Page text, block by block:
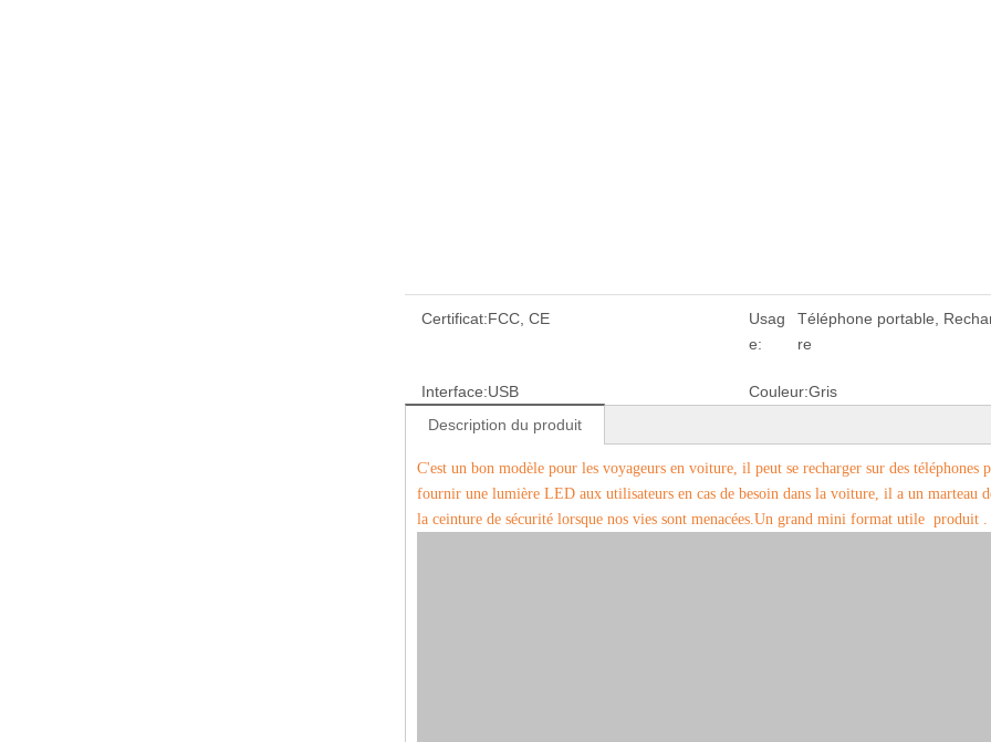
Certificat:FCC, CE
Usag
e:
Téléphone portable,
re
Interface:USB Couleur:Gris
Description du produit
C'est un bon modèle pour les voyageurs en voiture, il peut se recharger sur des
fournir une lumière LED aux utilisateurs en cas de besoin dans la voiture, il a un marteau
la ceinture de sécurité lorsque nos vies sont menacées.Un grand mini format utile produit .